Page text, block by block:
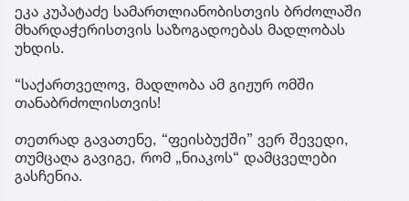
ეკა კუპატაძე სამართლიანობისთვის ბრძოლაში
მხარდაჭერისთვის საზოგადოებას მადლობას
უხდის.
“საქართველოვ, მადლობა ამ გიჟურ ომში
თანაბრძოლისთვის!
თეთრად გავათენე, “ფეისბუქში” ვერ შევედი,
თუმცაღა გავიგე, რომ „ნიაკოს“ დამცველები
გასჩენია.